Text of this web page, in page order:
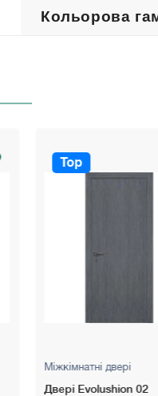
Кольорова
Top
Міжкімнатні двері
Двері Evolushion 02